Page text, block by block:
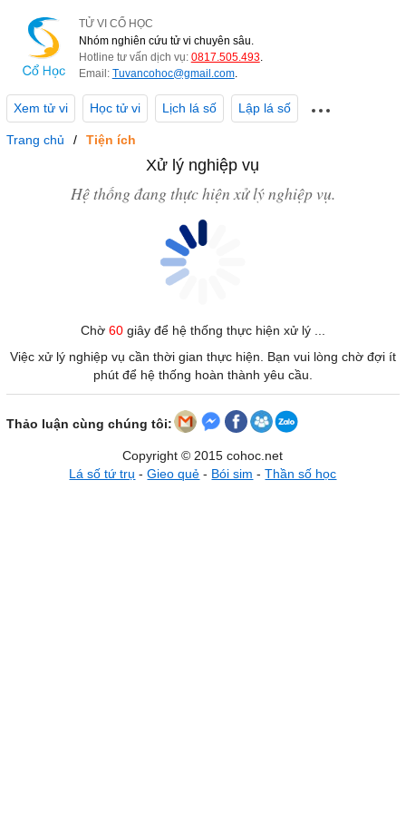
TỬ VI CỔ HỌC
Nhóm nghiên cứu tử vi chuyên sâu.
Hotline tư vấn dịch vụ: 0817.505.493.
Email: Tuvancohoc@gmail.com.
Xem tử vi Học tử vi Lịch lá số Lập lá số
Trang chủ Tiện ích
Xử lý nghiệp vụ
Hệ thống đang thực hiện xử lý nghiệp vụ.
Chờ 60giây để hệ thống thực hiện xử lý ...
Việc xử lý nghiệp vụ cần thời gian thực hiện. Bạn vui lòng chờ đợi ít
phút để hệ thống hoàn thành yêu cầu.
Thảo luận cùng chúng tôi:
Copyright © 2015 cohoc.net
Lá số tứ trụ -Gieo quẻ - Bói sim -Thần số học